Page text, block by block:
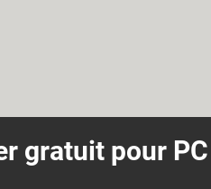
gratuit pour PC